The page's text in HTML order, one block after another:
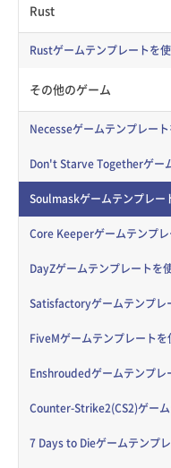
Rust
Rustゲームテンプレートを
その他のゲーム
Necesseゲームテンプレート
Don't Starve Togetherゲー
Soulmaskゲームテンプレー
Core Keeperゲームテンプレ
DayZゲームテンプレートを
Satisfactoryゲームテンプレ
FiveMゲームテンプレートを
Enshroudedゲームテンプレ
Counter-Strike2(CS2)ゲー
7 Days to Dieゲームテンプ